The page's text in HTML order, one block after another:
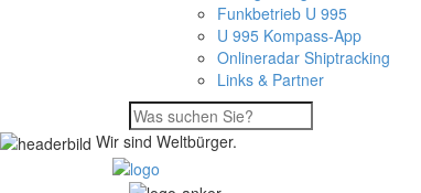
Funkbetrieb U 995
U 995 Kompass-App
Onlineradar Shiptracking
Links & Partner
Wir sind Weltbürger.